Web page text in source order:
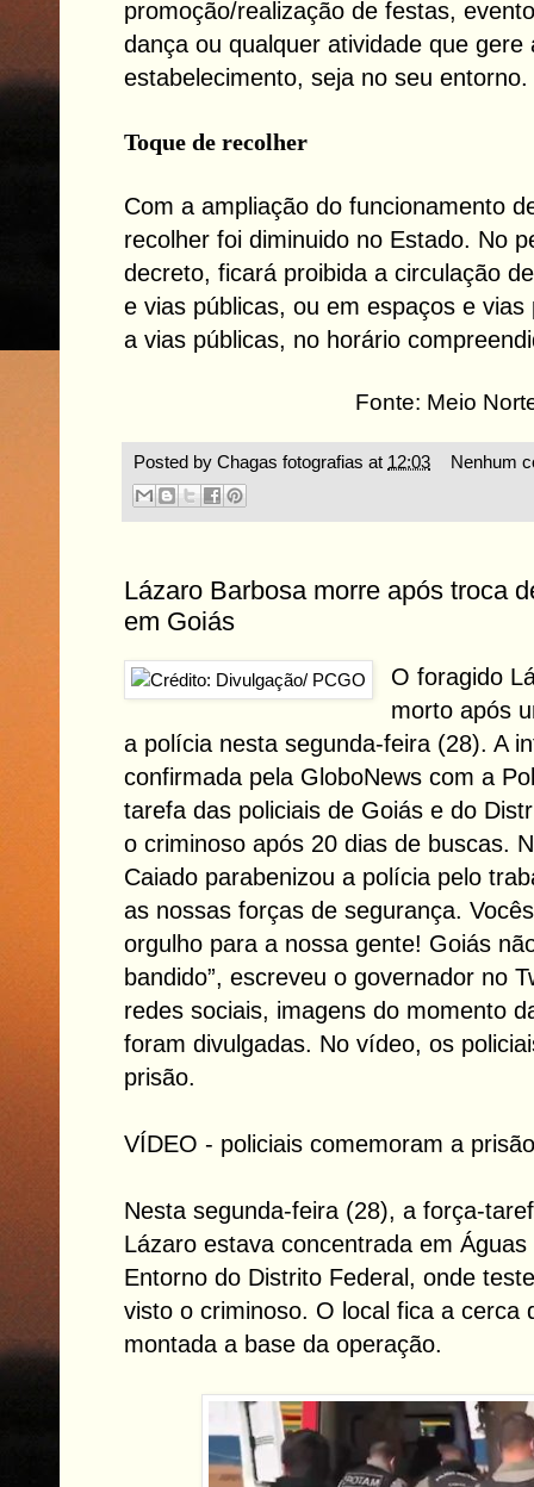
promoção/realização de festas,
dança ou qualquer atividade que gere
estabelecimento, seja no seu entorno.
Toque de recolher
Com a ampliação do funcionamento
recolher foi diminuido no Estado. No
decreto, ficará proibida a circulação
e vias públicas, ou em espaços e vias
a vias públicas, no horário
Fonte: Meio
Posted by Chagas fotografias at 12:03 Nenhum
Lázaro Barbosa morre após troca
em Goiás
O foragido
morto após
a polícia nesta segunda-feira (28). A
confirmada pela GloboNews com a
tarefa das policiais de Goiás e do
o criminoso após 20 dias de buscas.
Caiado parabenizou a polícia pelo
as nossas forças de segurança.
orgulho para a nossa gente! Goiás
bandido”, escreveu o governador no
redes sociais, imagens do momento
foram divulgadas. No vídeo, os
prisão.
VÍDEO - policiais comemoram a
Nesta segunda-feira (28), a força-
Lázaro estava concentrada em
Entorno do Distrito Federal, onde
visto o criminoso. O local fica a cerca
montada a base da operação.